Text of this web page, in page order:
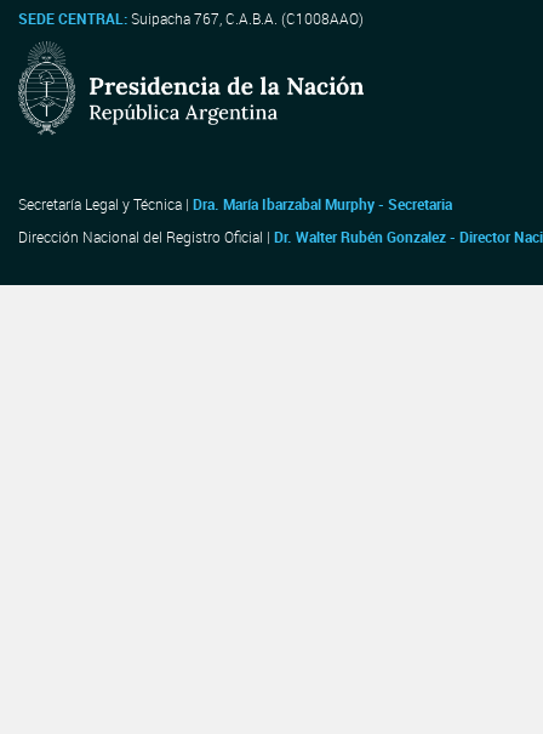
SEDE CENTRAL:Suipacha 767, C.A.B.A. (C1008AAO)
Secretaría Legal y Técnica | Dra. María Ibarzabal Murphy - Secretaria
Dirección Nacional del Registro Oficial | Dr. Walter Rubén Gonzalez - Director